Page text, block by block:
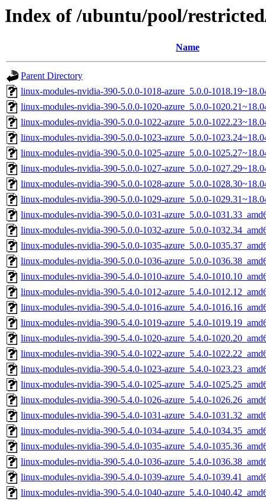
Index of /ubuntu/pool/
Name
Parent Directory
linux-modules-nvidia-390-5.0.0-1018-azure_5.0.0-
linux-modules-nvidia-390-5.0.0-1020-azure_5.0.0-
linux-modules-nvidia-390-5.0.0-1022-azure_5.0.0-
linux-modules-nvidia-390-5.0.0-1023-azure_5.0.0-
linux-modules-nvidia-390-5.0.0-1025-azure_5.0.0-
linux-modules-nvidia-390-5.0.0-1027-azure_5.0.0-
linux-modules-nvidia-390-5.0.0-1028-azure_5.0.0-
linux-modules-nvidia-390-5.0.0-1029-azure_5.0.0-
linux-modules-nvidia-390-5.0.0-1031-azure_5.0.0-
linux-modules-nvidia-390-5.0.0-1032-azure_5.0.0-
linux-modules-nvidia-390-5.0.0-1035-azure_5.0.0-
linux-modules-nvidia-390-5.0.0-1036-azure_5.0.0-
linux-modules-nvidia-390-5.4.0-1010-azure_5.4.0-
linux-modules-nvidia-390-5.4.0-1012-azure_5.4.0-
linux-modules-nvidia-390-5.4.0-1016-azure_5.4.0-
linux-modules-nvidia-390-5.4.0-1019-azure_5.4.0-
linux-modules-nvidia-390-5.4.0-1020-azure_5.4.0-
linux-modules-nvidia-390-5.4.0-1022-azure_5.4.0-
linux-modules-nvidia-390-5.4.0-1023-azure_5.4.0-
linux-modules-nvidia-390-5.4.0-1025-azure_5.4.0-
linux-modules-nvidia-390-5.4.0-1026-azure_5.4.0-
linux-modules-nvidia-390-5.4.0-1031-azure_5.4.0-
linux-modules-nvidia-390-5.4.0-1034-azure_5.4.0-
linux-modules-nvidia-390-5.4.0-1035-azure_5.4.0-
linux-modules-nvidia-390-5.4.0-1036-azure_5.4.0-
linux-modules-nvidia-390-5.4.0-1039-azure_5.4.0-
linux-modules-nvidia-390-5.4.0-1040-azure_5.4.0-